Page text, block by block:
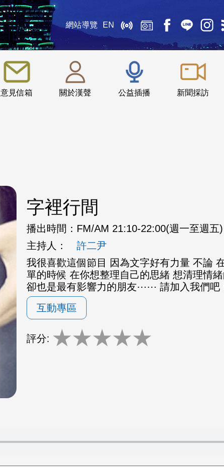
網站導覽 EN
意見信箱 關於漢聲 公益插播 新聞採訪
:::
字裡行間
播出時間： FM/AM 21:10-22:00(週一至週五)
主持人：
許二尹
我很喜歡這個節目 因為文字好有力量 不論
單的時候 在你想整理自己的思緒 想清理情
卻也是最有影響力的朋友⋯⋯ 請加入我們吧
互動專區
評分: ★★★★★